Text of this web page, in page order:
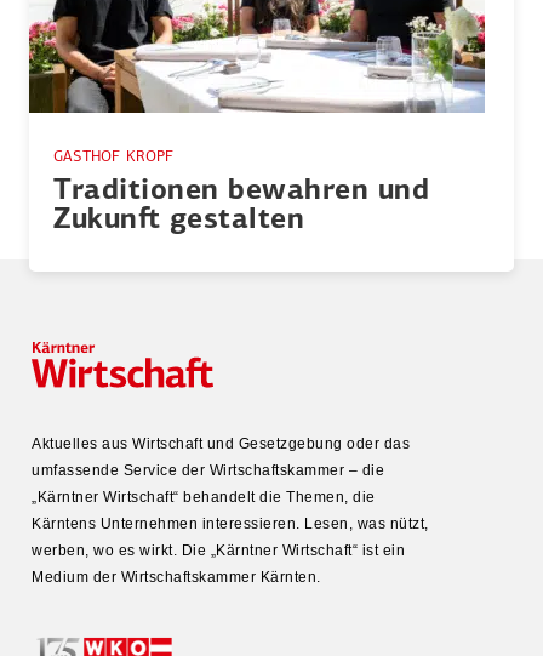
GASTHOF KROPF
Tradi­tionen bewahren und
Zukunft gestalten
Aktuelles aus Wirtschaft und Gesetz­gebung oder das
umfas­sende Service der Wirtschafts­kammer – die
„Kärntner Wirtschaft“ behandelt die Themen, die
Kärntens Unter­nehmen inter­es­sieren. Lesen, was nützt,
werben, wo es wirkt. Die „Kärntner Wirtschaft“ ist ein
Medium der Wirtschafts­kammer Kärnten.